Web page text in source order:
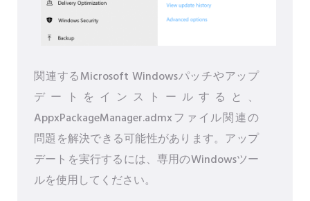
関連するMicrosoft Windowsパッチやアップ
デートをインストールすると、
AppxPackageManager.admxファイル関連の
問題を解決できる可能性があります。アップ
デートを実行するには、専用のWindowsツー
ルを使用してください。